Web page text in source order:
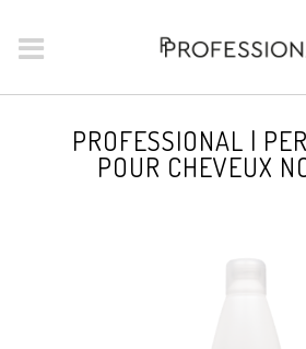
PROFESSIONAL |
POUR CHEVEUX